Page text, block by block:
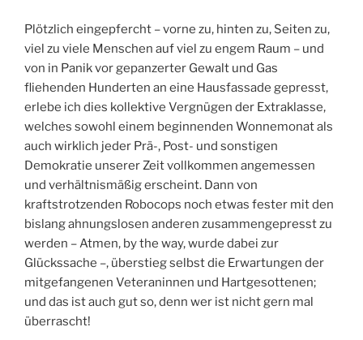
Plötzlich eingepfercht – vorne zu, hinten zu, Seiten zu,
viel zu viele Menschen auf viel zu engem Raum – und
von in Panik vor gepanzerter Gewalt und Gas
fliehenden Hunderten an eine Hausfassade gepresst,
erlebe ich dies kollektive Vergnügen der Extraklasse,
welches sowohl einem beginnenden Wonnemonat als
auch wirklich jeder Prä-, Post- und sonstigen
Demokratie unserer Zeit vollkommen angemessen
und verhältnismäßig erscheint. Dann von
kraftstrotzenden Robocops noch etwas fester mit den
bislang ahnungslosen anderen zusammengepresst zu
werden – Atmen, by the way, wurde dabei zur
Glückssache –, überstieg selbst die Erwartungen der
mitgefangenen Veteraninnen und Hartgesottenen;
und das ist auch gut so, denn wer ist nicht gern mal
überrascht!